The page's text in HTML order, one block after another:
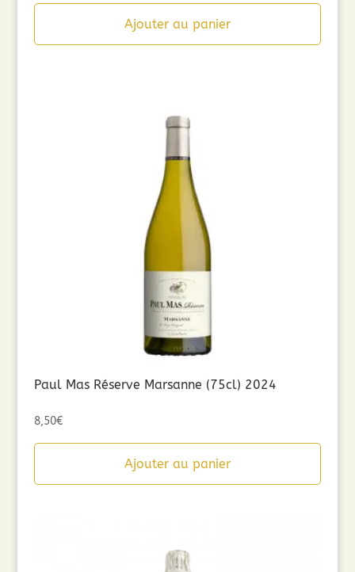
Ajouter au panier
Paul Mas Réserve Marsanne (75cl) 2024
8,50€
Ajouter au panier